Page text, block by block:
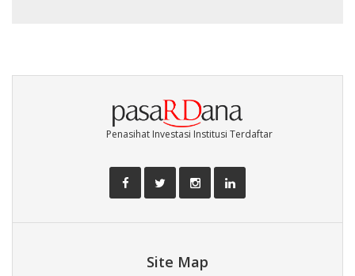
Penasihat Investasi Institusi Terdaftar
Site Map